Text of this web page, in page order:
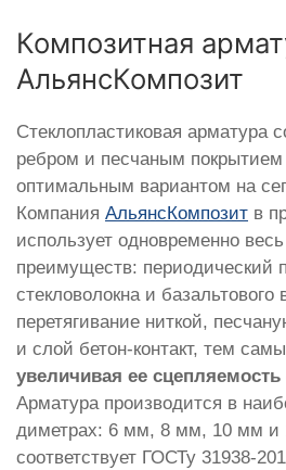
Композитная
АльянсКомпозит
Стеклопластиковая арматура
ребром и песчаным покрытием
оптимальным вариантом на
Компания АльянсКомпозит в
использует одновременно
преимуществ: периодический
стекловолокна и базальтового
перетягивание ниткой,
и слой бетон-контакт, тем
увеличивая ее
Арматура производится в
диметрах: 6 мм, 8 мм, 10 мм и
соответствует ГОСТу 31938-